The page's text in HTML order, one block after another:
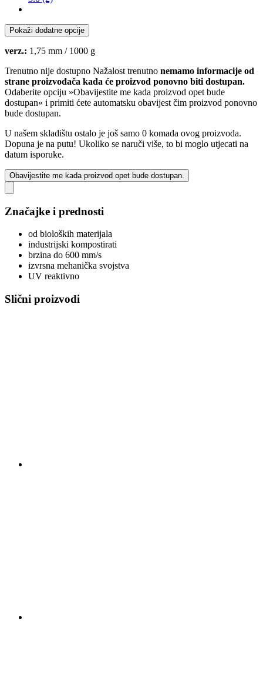
Pokaži dodatne opcije
verz.: 1,75 mm / 1000 g
Trenutno nije dostupno Nažalost trenutno nemamo informacije od
strane proizvođača kada će proizvod ponovno biti dostupan.
Odaberite opciju »Obavijestite me kada proizvod opet bude
dostupan« i primiti ćete automatsku obavijest čim proizvod ponovno
bude dostupan.
U našem skladištu ostalo je još samo 0 komada ovog proizvoda.
Dopuna je na putu! Ukoliko se naruči više, to bi moglo utjecati na
datum isporuke.
Obavijestite me kada proizvod opet bude dostupan.
Značajke i prednosti
od bioloških materijala
industrijski kompostirati
brzina do 600 mm/s
izvrsna mehanička svojstva
UV reaktivno
Slični proizvodi